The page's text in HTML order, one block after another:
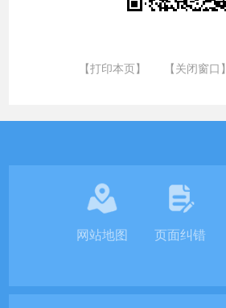
【打印本页】 【关闭窗口】
网站地图 页面纠错